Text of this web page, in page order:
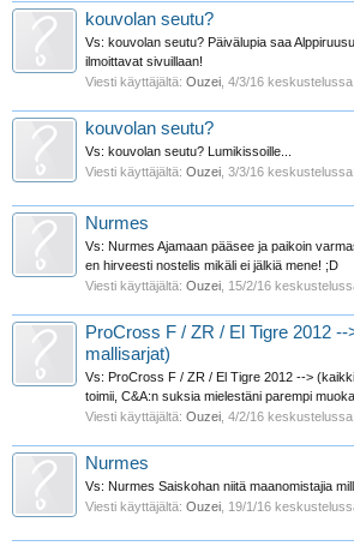
kouvolan seutu?
Vs: kouvolan seutu? Päivälupia saa
ilmoittavat sivuillaan!
Viesti käyttäjältä: Ouzei 4/3/16 keskustelussa:
kouvolan seutu?
Vs: kouvolan seutu? Lumikissoille...
Viesti käyttäjältä: Ouzei 3/3/16 keskustelussa:
Nurmes
Vs: Nurmes Ajamaan pääsee ja paikoin
en hirveesti nostelis mikäli ei jälkiä mene! ;D
Viesti käyttäjältä: Ouzei 15/2/16
ProCross F / ZR / El Tigre 2012
mallisarjat)
Vs: ProCross F / ZR / El Tigre 2012 -->
toimii, C&A:n suksia mielestäni parempi
Viesti käyttäjältä: Ouzei 4/2/16 keskustelussa:
Nurmes
Vs: Nurmes Saiskohan niitä maanomistajia
Viesti käyttäjältä: Ouzei 19/1/16